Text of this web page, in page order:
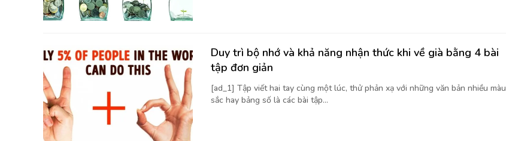
Duy trì bộ nhớ và khả năng nhận thức khi về già bằng 4 bài
tập đơn giản
[ad_1] Tập viết hai tay cùng một lúc, thử phản xạ với những văn bản nhiều màu
sắc hay bảng số là các bài tập...